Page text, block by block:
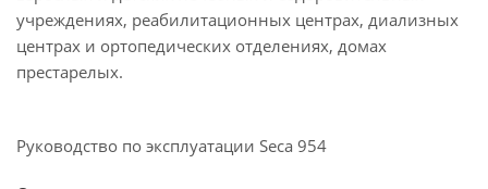
учреждениях, реабилитационных центрах, диализных
центрах и ортопедических отделениях, домах
престарелых.
Руководство по эксплуатации Seca 954